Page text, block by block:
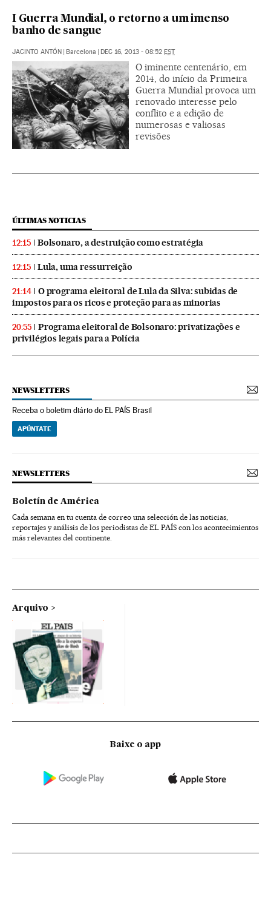
I Guerra Mundial, o retorno a um imenso
banho de sangue
JACINTO ANTÓN | Barcelona | DEC 16, 2013 - 08:52 EST
O iminente centenário, em
2014, do início da Primeira
Guerra Mundial provoca um
renovado interesse pelo
conflito e a edição de
numerosas e valiosas
revisões
ÚLTIMAS NOTICIAS
12:15 Bolsonaro, a destruição como estratégia
12:15 Lula, uma ressurreição
21:14
O programa eleitoral de Lula da Silva: subidas de
impostos para os ricos e proteção para as minorias
20:55
Programa eleitoral de Bolsonaro: privatizações e
privilégios legais para a Polícia
NEWSLETTERS
Receba o boletim diário do EL PAÍS Brasil
APÚNTATE
NEWSLETTERS
Boletín de América
Cada semana en tu cuenta de correo una selección de las noticias,
reportajes y análisis de los periodistas de EL PAÍS con los acontecimientos
más relevantes del continente.
Arquivo
Baixe o app